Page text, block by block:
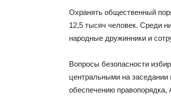
Охранять общественный
12,5 тысяч человек. Среди
народные дружинники и
Вопросы безопасности
центральными на заседании
обеспечению правопорядка,